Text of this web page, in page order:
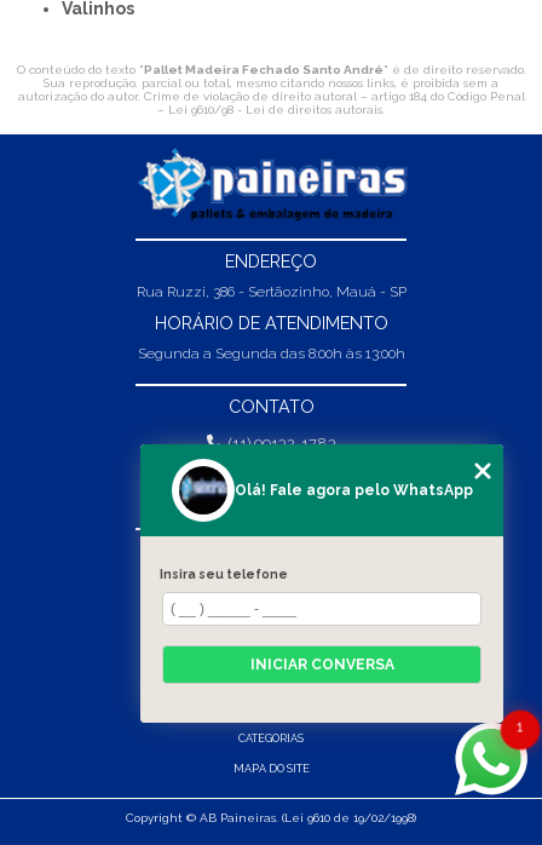
Valinhos
O conteúdo do texto "Pallet Madeira Fechado Santo André" é de direito reservado.
Sua reprodução, parcial ou total, mesmo citando nossos links, é proibida sem a
autorização do autor. Crime de violação de direito autoral – artigo 184 do Código Penal
– Lei 9610/98 - Lei de direitos autorais.
ENDEREÇO
Rua Ruzzi, 386 - Sertãozinho, Mauá - SP
HORÁRIO DE ATENDIMENTO
Segunda a Segunda das 8:00h às 13:00h
CONTATO
(11) 99132-1783
(11) 99132-1783
vendas@abpaineiras.com.br
SOBRE NÓS
PRODUTOS
CATEGORIAS
MAPA DO SITE
Copyright © AB Paineiras. (Lei 9610 de 19/02/1998)
1
Olá! Fale agora pelo WhatsApp
Insira seu telefone
INICIAR CONVERSA